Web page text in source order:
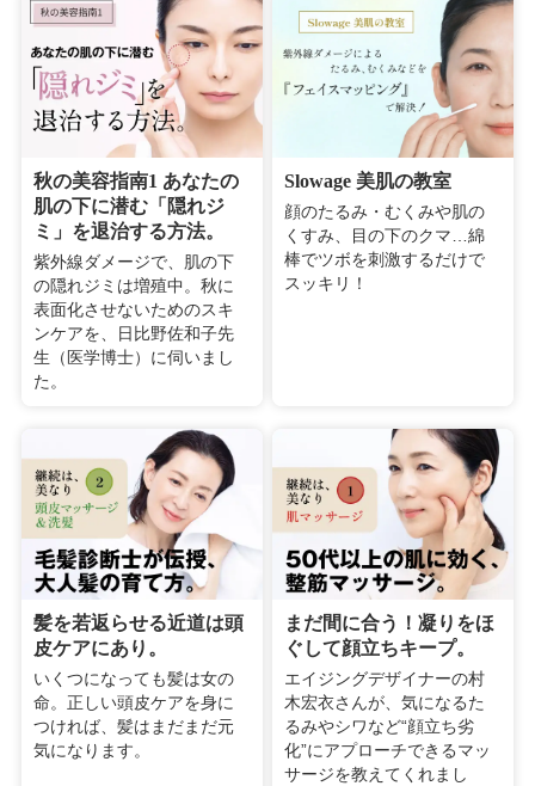
秋の美容指南1 あなたの
肌の下に潜む「隠れジ
ミ」を退治する方法。
紫外線ダメージで、肌の下
の隠れジミは増殖中。秋に
表面化させないためのスキ
ンケアを、日比野佐和子先
生（医学博士）に伺いまし
た。
Slowage 美肌の教室
顔のたるみ・むくみや肌の
くすみ、目の下のクマ…綿
棒でツボを刺激するだけで
スッキリ！
髪を若返らせる近道は頭
皮ケアにあり。
いくつになっても髪は女の
命。正しい頭皮ケアを身に
つければ、髪はまだまだ元
気になります。
まだ間に合う！凝りをほ
ぐして顔立ちキープ。
エイジングデザイナーの村
木宏衣さんが、気になるた
るみやシワなど“顔立ち劣
化”にアプローチできるマッ
サージを教えてくれまし